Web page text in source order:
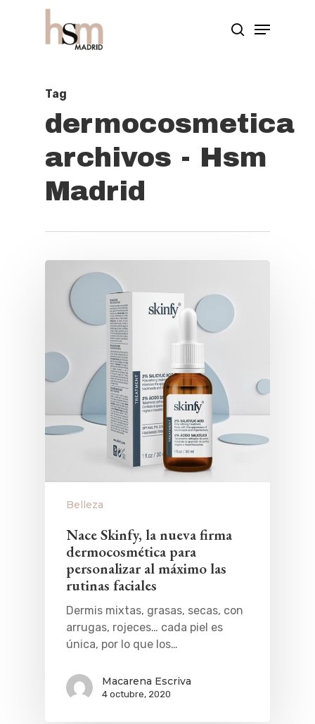
Tag
dermocosmetica
archivos - Hsm
Madrid
Belleza
Nace Skinfy, la nueva firma
dermocosmética para
personalizar al máximo las
rutinas faciales
Dermis mixtas, grasas, secas, con
arrugas, rojeces… cada piel es
única, por lo que los…
Macarena Escriva
4 octubre, 2020